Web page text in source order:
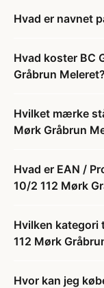
Hvad er navnet
Hvad koster BC
Gråbrun Meleret?
Hvilket mærke
Mørk Gråbrun
Hvad er EAN /
10/2 112 Mørk
Hvilken kategori
112 Mørk
Hvor kan jeg